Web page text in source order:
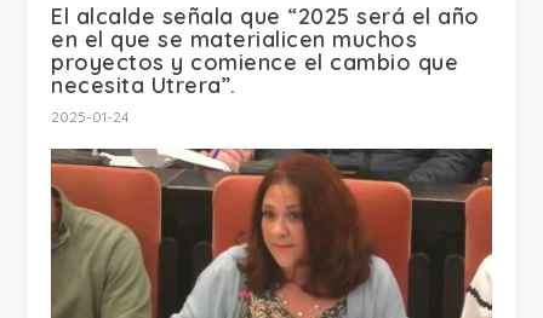
El alcalde señala que “2025 será el año
en el que se materialicen muchos
proyectos y comience el cambio que
necesita Utrera”.
2025-01-24